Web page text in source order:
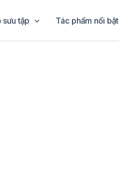
sưu tập Tác phẩm nổi bật